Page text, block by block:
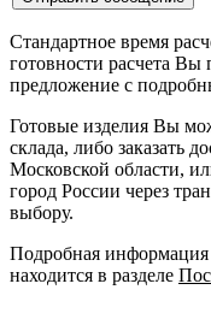
Стандартное время
готовности расчета Вы
предложение с
Готовые изделия Вы
склада, либо заказать
Московской области,
город России через
выбору.
Подробная информация
находится в разделе